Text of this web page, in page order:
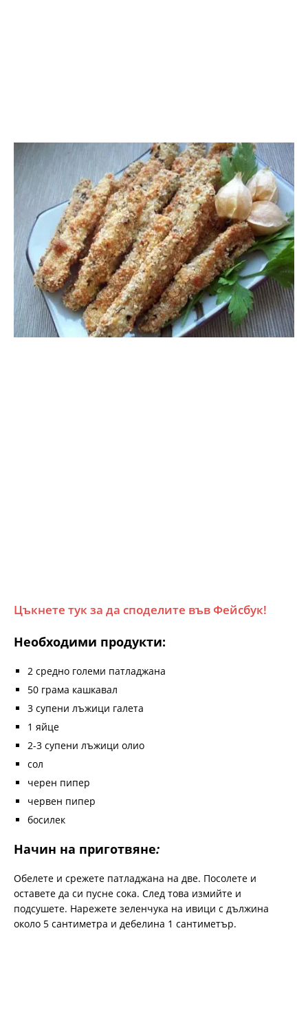
Цъкнете тук за да споделите във Фейсбук!
Необходими продукти:
2 средно големи патладжана
50 грама кашкавал
3 супени лъжици галета
1 яйце
2-3 супени лъжици олио
сол
черен пипер
червен пипер
босилек
Начин на приготвяне:
Обелете и срежете патладжана на две. Посолете и
оставете да си пусне сока. След това измийте и
подсушете. Нарежете зеленчука на ивици с дължина
около 5 сантиметра и дебелина 1 сантиметър.